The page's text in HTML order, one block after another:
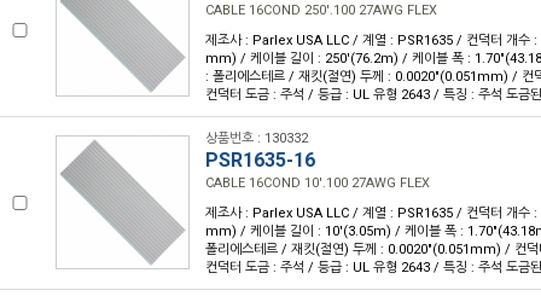
CABLE 16COND 250'.100 27AWG FLEX
제조사 : Parlex USA LLC / 계열 : PSR1635 / 컨덕터 개수
mm) / 케이블 길이 : 250'(76.2m) / 케이블 폭 :
: 폴리에스테르 / 재킷(절연) 두께 : 0.0020"(0.051mm) / 컨
컨덕터 도금 : 주석 / 등급 : UL 유형 2643 / 특징 : 주석 도금
상품번호 : 130332
PSR1635-16
CABLE 16COND 10'.100 27AWG FLEX
제조사 : Parlex USA LLC / 계열 : PSR1635 / 컨덕터 개수
mm) / 케이블 길이 : 10'(3.05m) / 케이블 폭 :
폴리에스테르 / 재킷(절연) 두께 : 0.0020"(0.051mm) / 컨덕
컨덕터 도금 : 주석 / 등급 : UL 유형 2643 / 특징 : 주석 도금